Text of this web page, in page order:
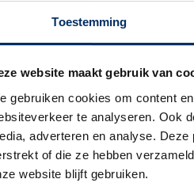
Toestemming
website maakt gebruik van
gebruiken cookies om content
te analyseren. Ook
adverteren en analyse.
of die ze hebben
website blijft gebruiken.
Architect / Microsoft MVP